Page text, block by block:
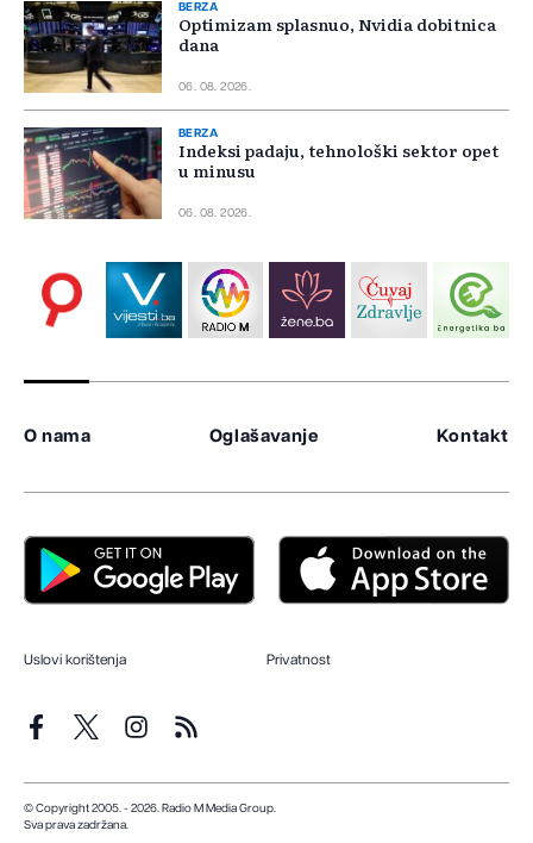
BERZA
Optimizam splasnuo, Nvidia dobitnica
dana
06. 08. 2026.
BERZA
Indeksi padaju, tehnološki sektor opet
u minusu
06. 08. 2026.
O nama Oglašavanje Kontakt
Uslovi korištenja Privatnost
© Copyright 2005. - 2026. Radio M Media Group.
Sva prava zadržana.